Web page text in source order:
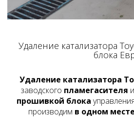
Удаление катализатора
блока
Удаление катализатора
заводского пламегасителя
прошивкой блока
производим в одном месте